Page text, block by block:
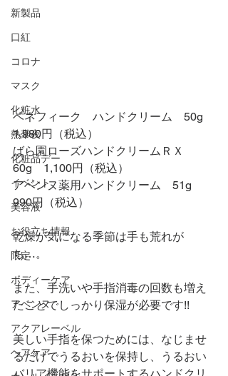
新製品
口紅
コロナ
マスク
化粧水
熱帯夜
化粧品デー
イベント
美容液
お役立ち情報
限定
ボディーケア
アベンヌ
アクアレーベル
ヘアケア
ベネフィーク　ハンドクリーム　50g
1,980円（税込）
ばら園ローズハンドクリームＲＸ
60g　1,100円（税込）
アベンヌ薬用ハンドクリーム　51g
990円（税込）
乾燥が気になる季節は手も荒れが
ち…。
また、手洗いや手指消毒の回数も増え
たことでしっかり保湿が必要です!!
美しい手指を保つためには、なじませ
るだけでうるおいを保持し、うるおい
バリア機能をサポートするハンドクリ